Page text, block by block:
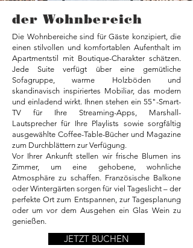
der Wohnbereich
Die Wohnbereiche sind für Gäste konzipiert, die
einen stilvollen und komfortablen Aufenthalt im
Apartmentstil mit Boutique-Charakter schätzen.
Jede Suite verfügt über eine gemütliche
Sofagruppe, warme Holzböden und
skandinavisch inspiriertes Mobiliar, das modern
und einladend wirkt. Ihnen stehen ein 55"-Smart-
TV für Ihre Streaming-Apps, Marshall-
Lautsprecher für Ihre Playlists sowie sorgfältig
ausgewählte Coffee-Table-Bücher und Magazine
zum Durchblättern zur Verfügung.
Vor Ihrer Ankunft stellen wir frische Blumen ins
Zimmer, um eine gehobene, wohnliche
Atmosphäre zu schaffen. Französische Balkone
oder Wintergärten sorgen für viel Tageslicht – der
perfekte Ort zum Entspannen, zur Tagesplanung
oder um vor dem Ausgehen ein Glas Wein zu
genießen.
JETZT BUCHEN